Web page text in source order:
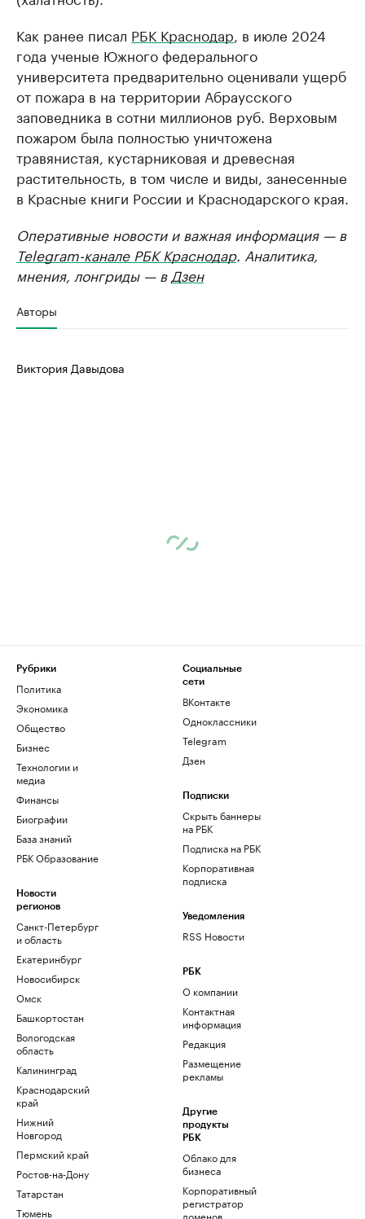
Как ранее писал РБК Краснодар , в июле 2024
года ученые Южного федерального
университета предварительно оценивали ущерб
от пожара в на территории Абраусского
заповедника в сотни миллионов руб. Верховым
пожаром была полностью уничтожена
травянистая, кустарниковая и древесная
растительность, в том числе и виды, занесенные
в Красные книги России и Краснодарского края.
Оперативные новости и важная информация — в
Telegram-канале РБК Краснодар. Аналитика,
мнения, лонгриды — в Дзен
Авторы
Виктория Давыдова
Рубрики
Политика
Экономика
Общество
Бизнес
Технологии и
медиа
Финансы
Биографии
База знаний
РБК Образование
Новости
регионов
Санкт-Петербург
и область
Екатеринбург
Новосибирск
Омск
Башкортостан
Вологодская
область
Калининград
Краснодарский
край
Нижний
Новгород
Пермский край
Ростов-на-Дону
Татарстан
Тюмень
Социальные
сети
ВКонтакте
Одноклассники
Telegram
Дзен
Подписки
Скрыть баннеры
на РБК
Подписка на РБК
Корпоративная
подписка
Уведомления
RSS Новости
РБК
О компании
Контактная
информация
Редакция
Размещение
рекламы
Другие
продукты
РБК
Облако для
бизнеса
Корпоративный
регистратор
доменов